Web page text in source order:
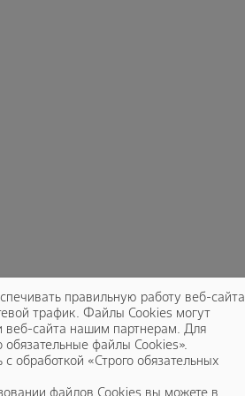
Супер
CropScience
фунгицидный
правильную работу веб-
трафик. Файлы Cookies могут
веб-сайта нашим партнерам. Для
обязательные файлы Cookies».
обработкой «Строго обязательных
файлов Cookies вы можете в